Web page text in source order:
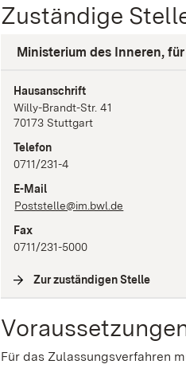
Zuständige
Ministerium des Inneren,
Hausanschrift
Willy-Brandt-Str. 41
70173 Stuttgart
Telefon
0711/231-4
E-Mail
Poststelle@im.bwl.de
Fax
0711/231-5000
Zur zuständigen Stelle
Für das Zulassungsverfahren